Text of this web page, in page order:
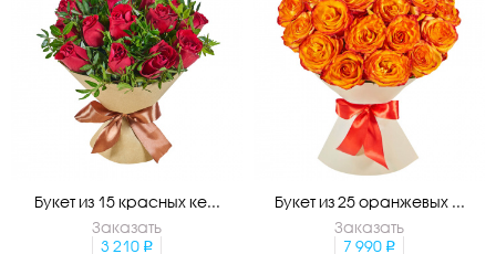
Букет из 15 красных ке...
Заказать
3 210
Букет из 25 оранжевых ...
Заказать
7 990